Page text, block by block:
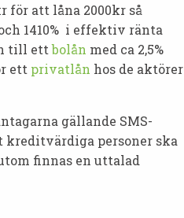
för att låna 2000kr så
1410% i effektiv ränta
till ettbolån med ca 2,5%
ett privatlån hos de aktörer
gällande SMS-
kreditvärdiga personer ska
finnas en uttalad